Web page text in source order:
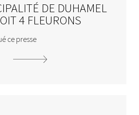
DE DUHAMEL
4 FLEURONS
ce presse